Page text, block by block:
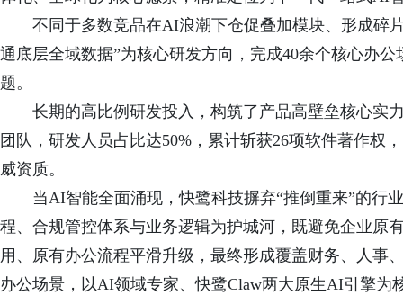
不同于多数竞品在AI浪潮下仓促叠加模块、形成碎
通底层全域数据”为核心研发方向，完成40余个核心办
题。
长期的高比例研发投入，构筑了产品高壁垒核心实
团队，研发人员占比达50%，累计斩获26项软件著作权
威资质。
当AI智能全面涌现，快鹭科技摒弃“推倒重来”的行
程、合规管控体系与业务逻辑为护城河，既避免企业原
用、原有办公流程平滑升级，最终形成覆盖财务、人事
办公场景，以AI领域专家、快鹭Claw两大原生AI引擎为